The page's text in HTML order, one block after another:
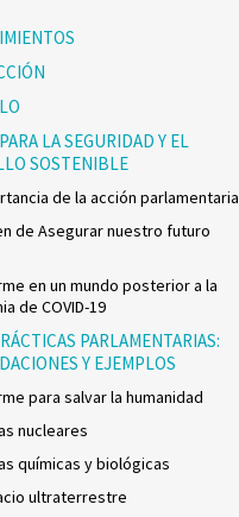
LA SEGURIDAD Y EL
SOSTENIBLE
de la acción parlamentaria
de Asegurar nuestro futuro
en un mundo posterior a la
de COVID-19
PARLAMENTARIAS:
Y EJEMPLOS
para salvar la humanidad
nucleares
químicas y biológicas
ultraterrestre